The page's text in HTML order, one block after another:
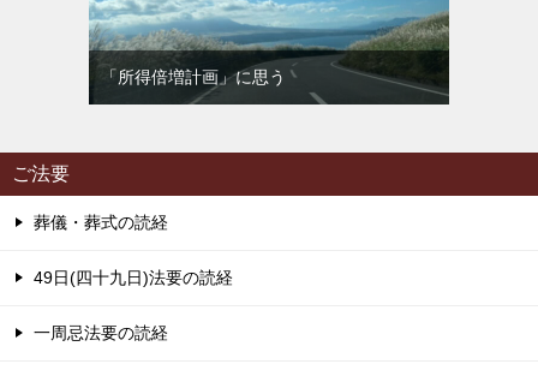
「所得倍増計画」に思う
ご法要
葬儀・葬式の読経
49日(四十九日)法要の読経
一周忌法要の読経